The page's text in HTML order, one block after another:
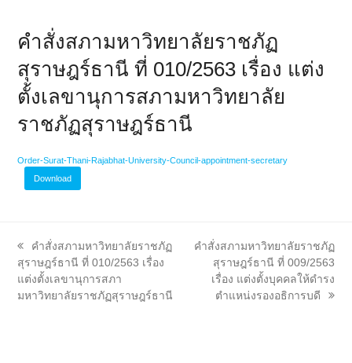
คำสั่งสภามหาวิทยาลัยราชภัฏ
สุราษฎร์ธานี ที่ 010/2563 เรื่อง แต่ง
ตั้งเลขานุการสภามหาวิทยาลัย
ราชภัฏสุราษฎร์ธานี
Order-Surat-Thani-Rajabhat-University-Council-appointment-secretary
Download
previous
post:
คำสั่งสภามหาวิทยาลัยราชภัฏ
สุราษฎร์ธานี ที่ 010/2563 เรื่อง
แต่งตั้งเลขานุการสภา
มหาวิทยาลัยราชภัฏสุราษฎร์ธานี
next
post:
คำสั่งสภามหาวิทยาลัยราชภัฏ
สุราษฎร์ธานี ที่ 009/2563
เรื่อง แต่งตั้งบุคคลให้ดำรง
ตำแหน่งรองอธิการบดี